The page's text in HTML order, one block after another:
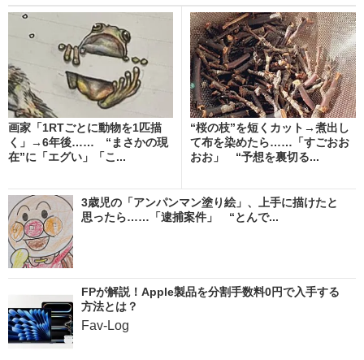
画家「1RTごとに動物を1匹描
く」→6年後…… “まさかの現
在”に「エグい」「こ...
“桜の枝”を短くカット→煮出し
て布を染めたら……「すごおお
おお」 “予想を裏切る...
3歳児の「アンパンマン塗り絵」、上手に描けたと
思ったら……「逮捕案件」 “とんで...
FPが解説！Apple製品を分割手数料0円で入手する
方法とは？
Fav-Log